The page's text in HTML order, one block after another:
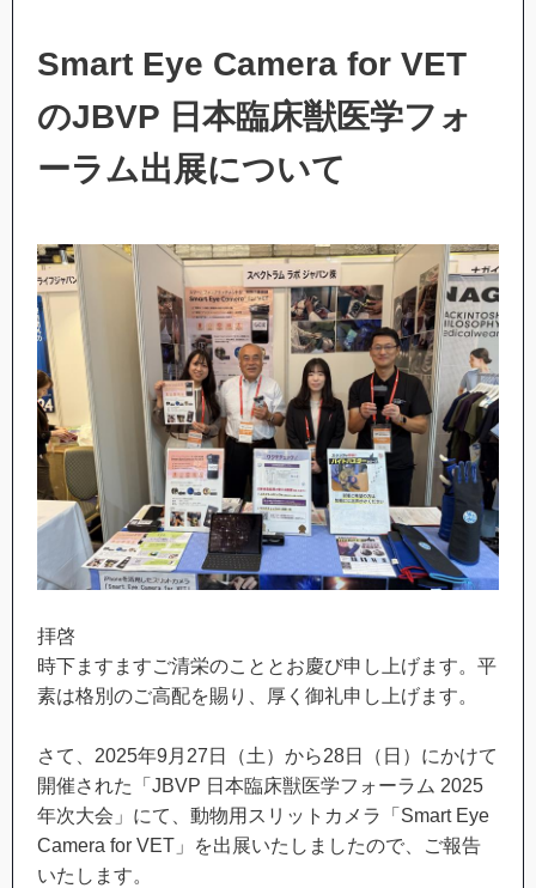
Smart Eye Camera for VET
のJBVP 日本臨床獣医学フォ
ーラム出展について
拝啓
時下ますますご清栄のこととお慶び申し上げます。平
素は格別のご高配を賜り、厚く御礼申し上げます。
さて、2025年9月27日（土）から28日（日）にかけて
開催された「JBVP 日本臨床獣医学フォーラム 2025
年次大会」にて、動物用スリットカメラ「Smart Eye
Camera for VET」を出展いたしましたので、ご報告
いたします。